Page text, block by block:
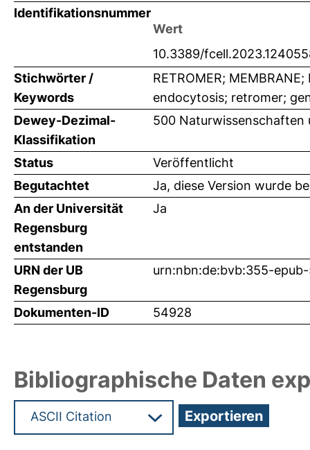
Identifikationsnummer
Wert
10.3389/
Stichwörter /
Keywords
RETROMER;
endocytosis; retromer;
Dewey-Dezimal-
Klassifikation
500 Naturwissenschaften
Status
Veröffentlicht
Begutachtet
Ja, diese Version wurde
An der Universität
Regensburg
entstanden
Ja
URN der UB
Regensburg
urn:nbn:de:bvb:355-
Dokumenten-ID 54928
Bibliographische Daten